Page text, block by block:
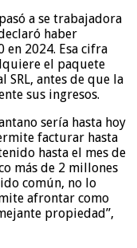
a se trabajadora
haber
2024. Esa cifra
el paquete
SRL, antes de que la
sus ingresos.
sería hasta hoy
facturar hasta
hasta el mes de
más de 2 millones
común, no lo
afrontar como
propiedad”,